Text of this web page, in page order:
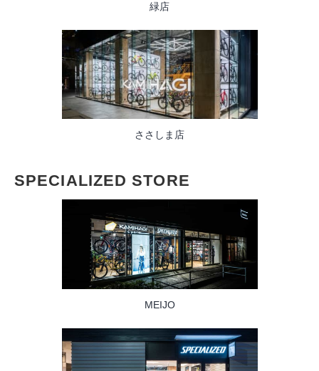
緑店
ささしま店
SPECIALIZED STORE
MEIJO